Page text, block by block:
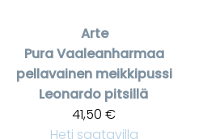
Arte
PuraVaaleanharmaa
pellavainen meikkipussi
Leonardo pitsillä
41,50 €
Heti saatavilla